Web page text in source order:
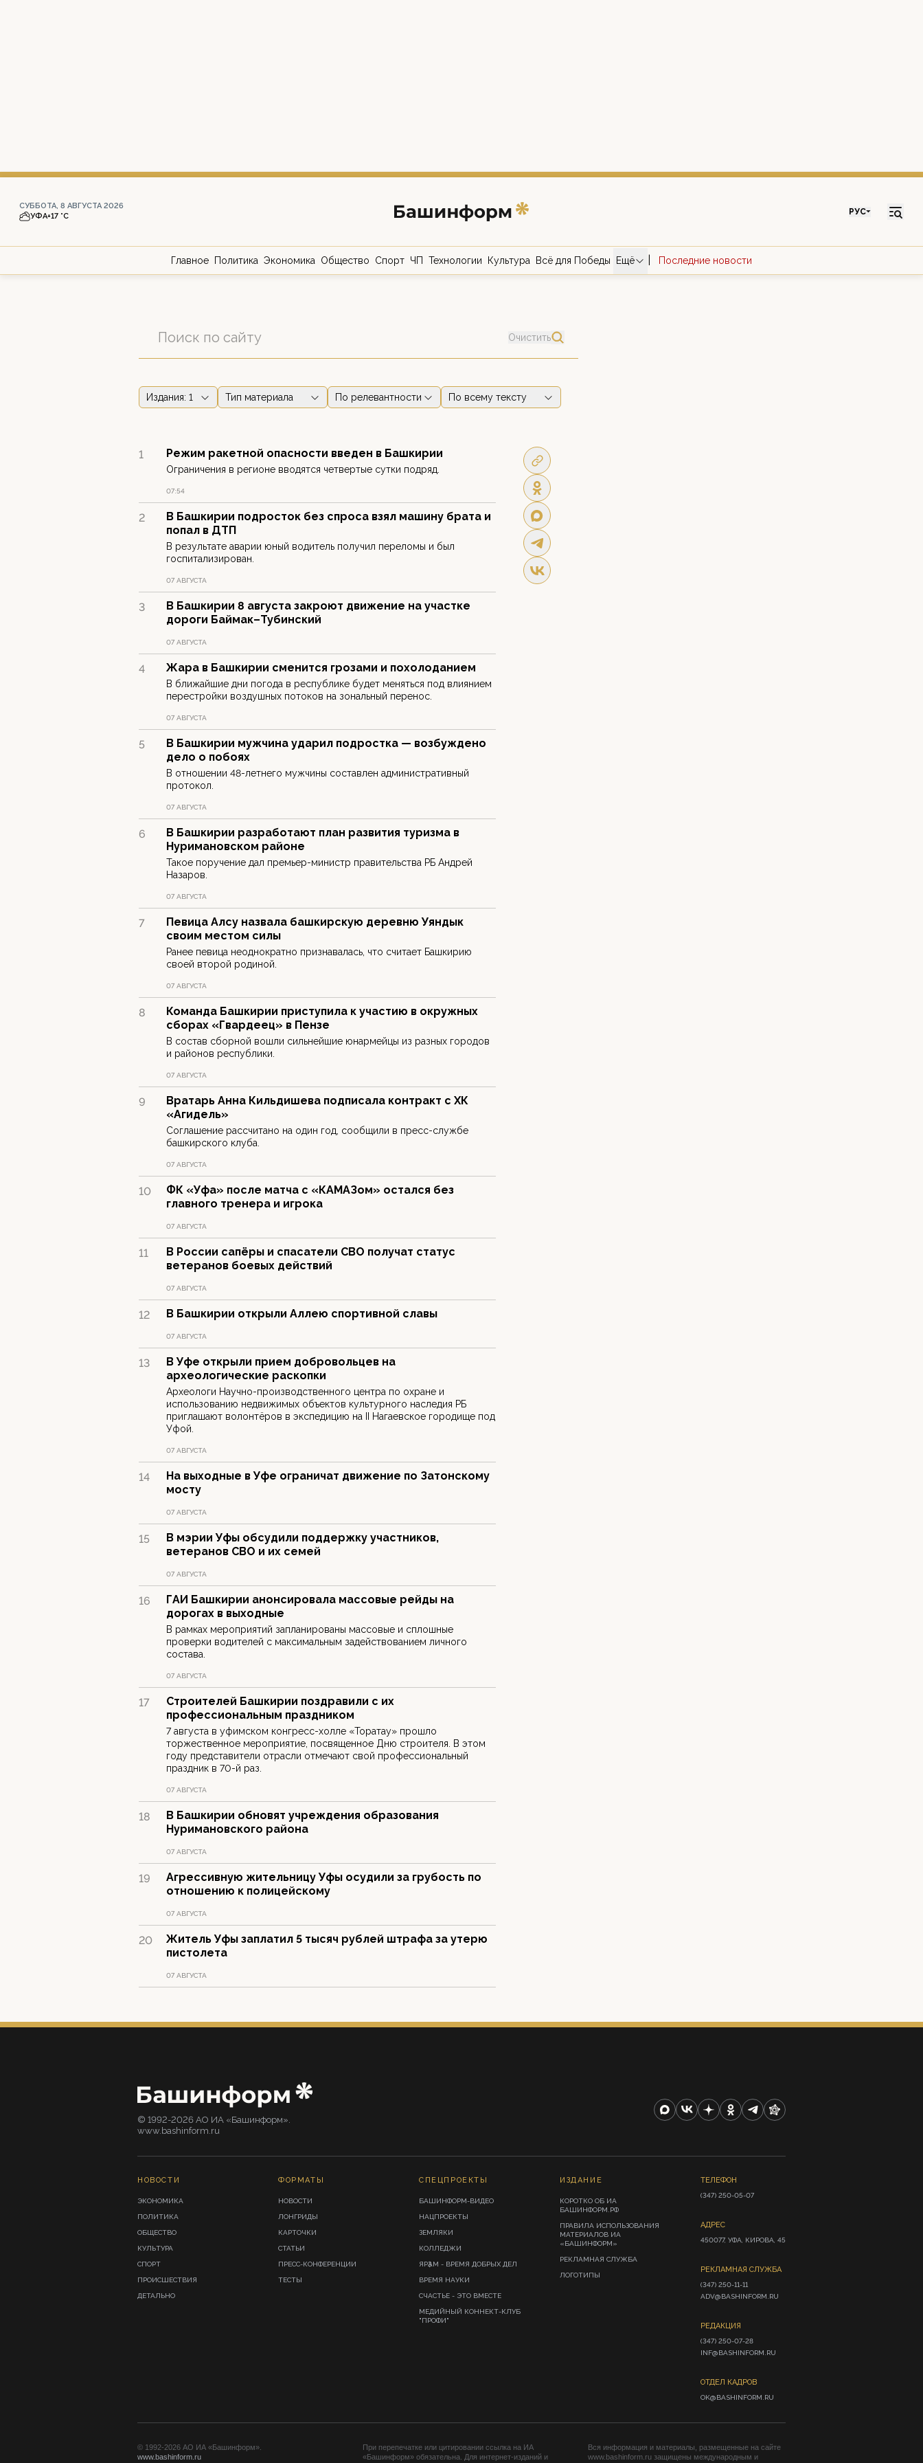
СУББОТА, 8 АВГУСТА 2026
УФА+17 °С РУС
Главное Политика Экономика Общество Спорт ЧП Технологии Культура Всё для Победы Ещё Последние новости
Очистить
Издания: 1 Тип материала По релевантности По всему тексту
1 Режим ракетной опасности введен в Башкирии
Ограничения в регионе вводятся четвертые сутки подряд.
07:54
2
В Башкирии подросток без спроса взял машину брата и
попал в ДТП
В результате аварии юный водитель получил переломы и был
госпитализирован.
07 АВГУСТА
3
В Башкирии 8 августа закроют движение на участке
дороги Баймак–Тубинский
07 АВГУСТА
4 Жара в Башкирии сменится грозами и похолоданием
В ближайшие дни погода в республике будет меняться под влиянием
перестройки воздушных потоков на зональный перенос.
07 АВГУСТА
5
В Башкирии мужчина ударил подростка — возбуждено
дело о побоях
В отношении 48-летнего мужчины составлен административный
протокол.
07 АВГУСТА
6
В Башкирии разработают план развития туризма в
Нуримановском районе
Такое поручение дал премьер-министр правительства РБ Андрей
Назаров.
07 АВГУСТА
7
Певица Алсу назвала башкирскую деревню Уяндык
своим местом силы
Ранее певица неоднократно признавалась, что считает Башкирию
своей второй родиной.
07 АВГУСТА
8
Команда Башкирии приступила к участию в окружных
сборах «Гвардеец» в Пензе
В состав сборной вошли сильнейшие юнармейцы из разных городов
и районов республики.
07 АВГУСТА
9
Вратарь Анна Кильдишева подписала контракт с ХК
«Агидель»
Соглашение рассчитано на один год, сообщили в пресс-службе
башкирского клуба.
07 АВГУСТА
10
ФК «Уфа» после матча с «КАМАЗом» остался без
главного тренера и игрока
07 АВГУСТА
11
В России сапёры и спасатели СВО получат статус
ветеранов боевых действий
07 АВГУСТА
12 В Башкирии открыли Аллею спортивной славы
07 АВГУСТА
13
В Уфе открыли прием добровольцев на
археологические раскопки
Археологи Научно-производственного центра по охране и
использованию недвижимых объектов культурного наследия РБ
приглашают волонтёров в экспедицию на II Нагаевское городище под
Уфой.
07 АВГУСТА
14
На выходные в Уфе ограничат движение по Затонскому
мосту
07 АВГУСТА
15
В мэрии Уфы обсудили поддержку участников,
ветеранов СВО и их семей
07 АВГУСТА
16
ГАИ Башкирии анонсировала массовые рейды на
дорогах в выходные
В рамках мероприятий запланированы массовые и сплошные
проверки водителей с максимальным задействованием личного
состава.
07 АВГУСТА
17
Строителей Башкирии поздравили с их
профессиональным праздником
7 августа в уфимском конгресс-холле «Торатау» прошло
торжественное мероприятие, посвященное Дню строителя. В этом
году представители отрасли отмечают свой профессиональный
праздник в 70-й раз.
07 АВГУСТА
18
В Башкирии обновят учреждения образования
Нуримановского района
07 АВГУСТА
19
Агрессивную жительницу Уфы осудили за грубость по
отношению к полицейскому
07 АВГУСТА
20
Житель Уфы заплатил 5 тысяч рублей штрафа за утерю
пистолета
07 АВГУСТА
© 1992-2026 АО ИА «Башинформ».
www.bashinform.ru
НОВОСТИ
ЭКОНОМИКА
ПОЛИТИКА
ОБЩЕСТВО
КУЛЬТУРА
СПОРТ
ПРОИСШЕСТВИЯ
ДЕТАЛЬНО
ФОРМАТЫ
НОВОСТИ
ЛОНГРИДЫ
КАРТОЧКИ
СТАТЬИ
ПРЕСС-КОНФЕРЕНЦИИ
ТЕСТЫ
СПЕЦПРОЕКТЫ
БАШИНФОРМ-ВИДЕО
НАЦПРОЕКТЫ
ЗЕМЛЯКИ
КОЛЛЕДЖИ
ЯРҘАМ - ВРЕМЯ ДОБРЫХ ДЕЛ
ВРЕМЯ НАУКИ
СЧАСТЬЕ - ЭТО ВМЕСТЕ
МЕДИЙНЫЙ КОННЕКТ-КЛУБ
"ПРОФИ"
ИЗДАНИЕ
КОРОТКО ОБ ИА
БАШИНФОРМ.РФ
ПРАВИЛА ИСПОЛЬЗОВАНИЯ
МАТЕРИАЛОВ ИА
«БАШИНФОРМ»
РЕКЛАМНАЯ СЛУЖБА
ЛОГОТИПЫ
ТЕЛЕФОН
(347) 250-05-07
АДРЕС
450077, УФА, КИРОВА, 45
РЕКЛАМНАЯ СЛУЖБА
(347) 250-11-11
ADV@BASHINFORM.RU
РЕДАКЦИЯ
(347) 250-07-28
INF@BASHINFORM.RU
ОТДЕЛ КАДРОВ
OK@BASHINFORM.RU
© 1992-2026 АО ИА «Башинформ».
www.bashinform.ru
При перепечатке или цитировании ссылка на ИА
«Башинформ» обязательна. Для интернет-изданий и
Вся информация и материалы, размещенные на сайте
www.bashinform.ru защищены международным и